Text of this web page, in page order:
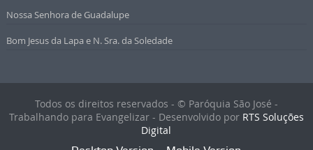
Nossa Senhora de Guadalupe
Bom Jesus da Lapa e N. Sra. da Soledade
Todos os direitos reservados - © Paróquia São José -
Trabalhando para Evangelizar - Desenvolvido por RTS Soluções
Digital